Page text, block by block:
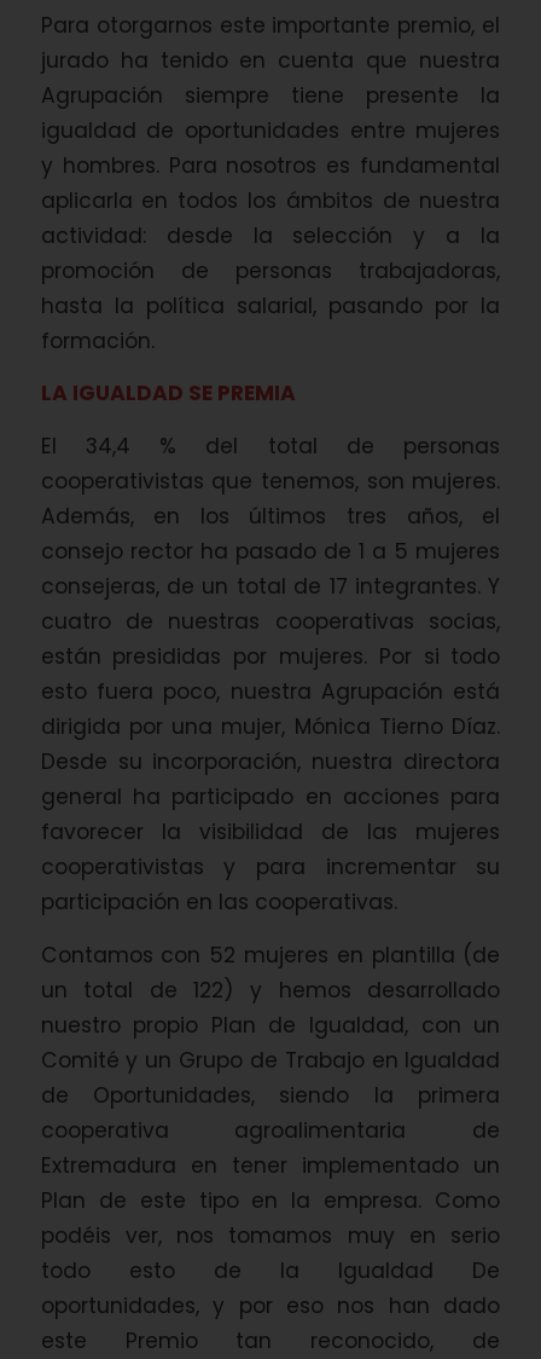
Para otorgarnos este importante premio, el
jurado ha tenido en cuenta que nuestra
Agrupación siempre tiene presente la
igualdad de oportunidades entre mujeres
y hombres. Para nosotros es fundamental
aplicarla en todos los ámbitos de nuestra
actividad: desde la selección y a la
promoción de personas trabajadoras,
hasta la política salarial, pasando por la
formación.
LA IGUALDAD SE PREMIA
El 34,4 % del total de personas
cooperativistas que tenemos, son mujeres.
Además, en los últimos tres años, el
consejo rector ha pasado de 1 a 5 mujeres
consejeras, de un total de 17 integrantes. Y
cuatro de nuestras cooperativas socias,
están presididas por mujeres. Por si todo
esto fuera poco, nuestra Agrupación está
dirigida por una mujer, Mónica Tierno Díaz.
Desde su incorporación, nuestra directora
general ha participado en acciones para
favorecer la visibilidad de las mujeres
cooperativistas y para incrementar su
participación en las cooperativas.
Contamos con 52 mujeres en plantilla (de
un total de 122) y hemos desarrollado
nuestro propio Plan de Igualdad, con un
Comité y un Grupo de Trabajo en Igualdad
de Oportunidades, siendo la primera
cooperativa agroalimentaria de
Extremadura en tener implementado un
Plan de este tipo en la empresa. Como
podéis ver, nos tomamos muy en serio
todo esto de la Igualdad De
oportunidades, y por eso nos han dado
este Premio tan reconocido, de